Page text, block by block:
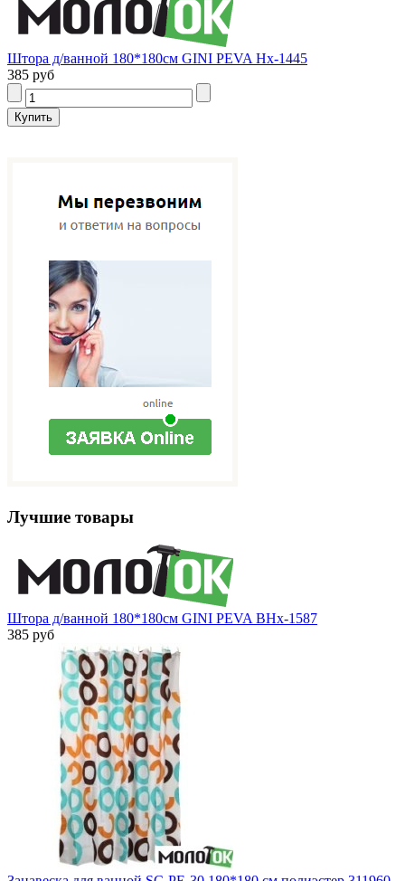
Штора д/ванной 180*180см GINI PEVA Нх-1445
385 руб
Лучшие товары
Штора д/ванной 180*180см GINI PEVA ВНх-1587
385 руб